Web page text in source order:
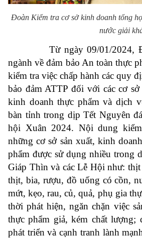
Đoàn Kiểm tra cơ sở kinh doanh tổng
nước giải
Từ ngày 09/01/2024,
ngành về đảm bảo An toàn thực
kiểm tra việc chấp hành các quy
bảo đảm ATTP đối với các cơ sở
kinh doanh thực phẩm và dịch
bàn tỉnh trong dịp Tết Nguyên
hội Xuân 2024. Nội dung
những cơ sở sản xuất, kinh
phẩm được sử dụng nhiều trong
Giáp Thìn và các Lễ Hội như: thịt
thịt, bia, rượu, đồ uống có cồn,
mứt, kẹo, rau, củ, quả, phụ gia
thời phát hiện, ngăn chặn việc
thực phẩm giả, kém chất lượng;
phát triển và cạnh tranh lành